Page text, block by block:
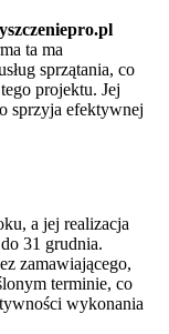
ta ma
sprzątania, co
projektu. Jej
sprzyja efektywnej
a jej realizacja
31 grudnia.
zamawiającego,
terminie, co
wykonania